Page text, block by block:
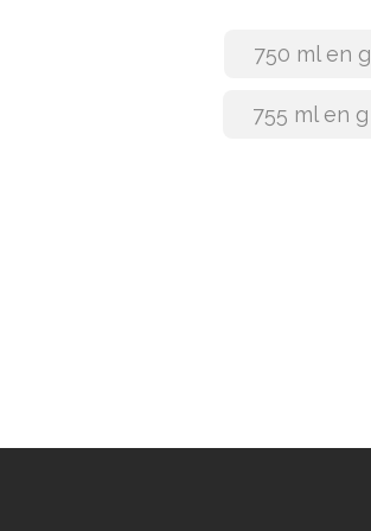
750 ml en g
755 ml en g